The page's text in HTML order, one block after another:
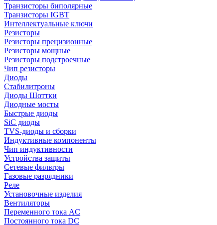
Транзисторы биполярные
Транзисторы IGBT
Интеллектуальные ключи
Резисторы
Резисторы прецизионные
Резисторы мощные
Резисторы подстроечные
Чип резисторы
Диоды
Стабилитроны
Диоды Шоттки
Диодные мосты
Быстрые диоды
SiC диоды
TVS-диоды и сборки
Индуктивные компоненты
Чип индуктивности
Устройства защиты
Сетевые фильтры
Газовые разрядники
Реле
Установочные изделия
Вентиляторы
Переменного тока AC
Постоянного тока DC